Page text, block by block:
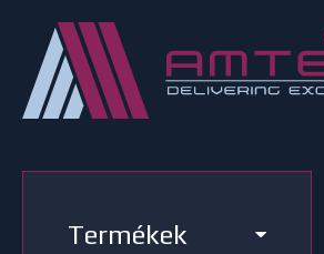
Termékek